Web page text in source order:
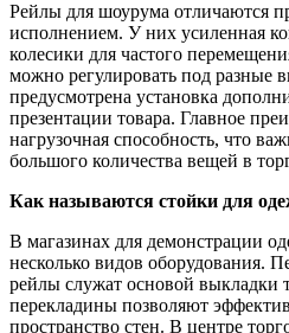
Рейлы для шоурума отличаются
исполнением. У них усиленная
колесики для частого
можно регулировать под разные
предусмотрена установка
презентации товара. Главное
нагрузочная способность, что
большого количества вещей в
Как называются стойки для
В магазинах для демонстрации
несколько видов оборудования.
рейлы служат основой выкладки
перекладины позволяют
пространство стен. В центре